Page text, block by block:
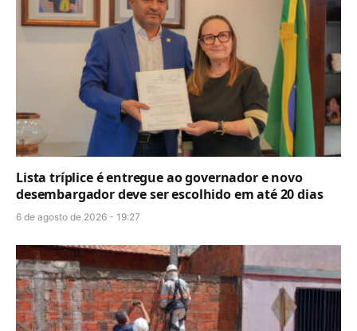
Lista tríplice é entregue ao governador e novo
desembargador deve ser escolhido em até 20 dias
6 de agosto de 2026 - 19:27